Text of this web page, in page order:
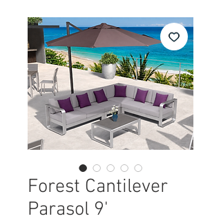
Forest Cantilever
Parasol 9'